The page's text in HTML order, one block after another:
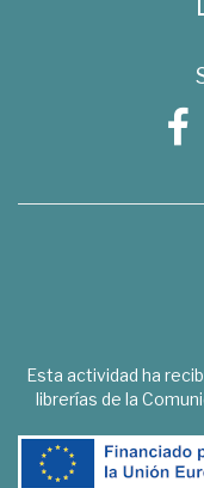
Esta actividad ha
librerías de la